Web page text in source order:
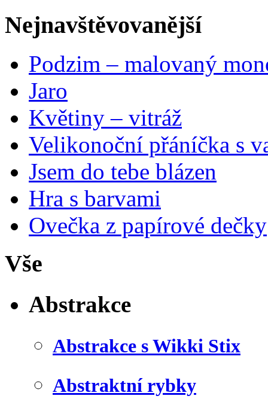
Nejnavštěvovanější
Podzim – malovaný
Jaro
Květiny – vitráž
Velikonoční přáníčka s
Jsem do tebe blázen
Hra s barvami
Ovečka z papírové dečky
Vše
Abstrakce
Abstrakce s Wikki Stix
Abstraktní rybky